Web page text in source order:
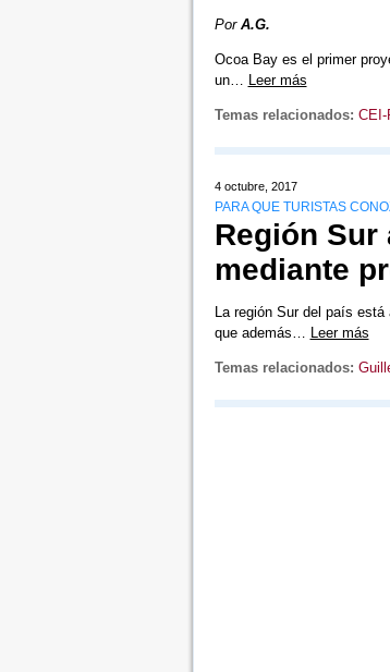
Por A.G.
Ocoa Bay es el primer
un… Leer más
Temas relacionados: CEI-
4 octubre, 2017
PARA QUE TURISTAS
Región
mediante
La región Sur del país
que además… Leer más
Temas relacionados: